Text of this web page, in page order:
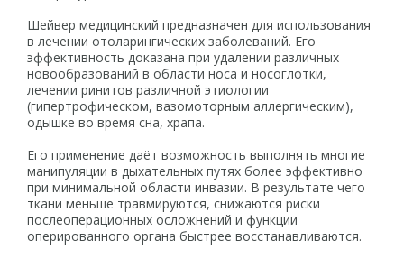
Шейвер медицинский предназначен для использования
в лечении отоларингических заболеваний. Его
эффективность доказана при удалении различных
новообразований в области носа и носоглотки,
лечении ринитов различной этиологии
(гипертрофическом, вазомоторным аллергическим),
одышке во время сна, храпа.
Его применение даёт возможность выполнять многие
манипуляции в дыхательных путях более эффективно
при минимальной области инвазии. В результате чего
ткани меньше травмируются, снижаются риски
послеоперационных осложнений и функции
оперированного органа быстрее восстанавливаются.